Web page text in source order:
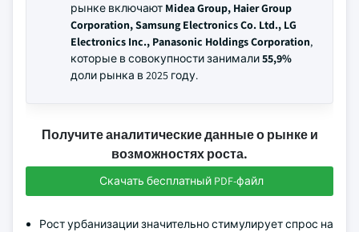
рынке включают Midea Group, Haier Group
Corporation, Samsung Electronics Co. Ltd., LG
Electronics Inc., Panasonic Holdings Corporation,
которые в совокупности занимали55,9%
доли рынка в 2025 году.
Получите аналитические данные о рынке и
возможностях роста.
Скачать бесплатный PDF-файл
Рост урбанизации значительно стимулирует спрос на